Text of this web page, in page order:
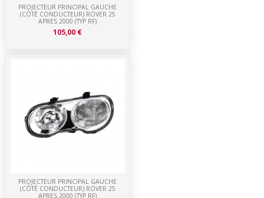
PROJECTEUR PRINCIPAL GAUCHE
(CÔTÉ CONDUCTEUR) ROVER 25
APRES 2000 (TYP RF)
PROJECTEUR PRINCIPAL GAUCHE
(CÔTÉ CONDUCTEUR) ROVER 25
APRES 2000 (TYP RF)
105,00 €